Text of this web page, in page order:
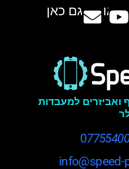
אותנו גם כאן
ואביזרים למעבדות